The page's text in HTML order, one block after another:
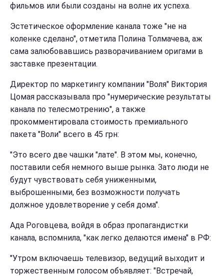
фильмов или были созданы на волне их успеха.
Эстетическое оформление канала тоже "не на
коленке сделано", отметила Полина Толмачева, аж
сама залюбовавшись разворачиванием оригами в
заставке презентации.
Директор по маркетингу компании "Воля" Виктория
Цомая рассказывала про "нумерические результаты
канала по телесмотрению", а также
прокомментировала стоимость премиального
пакета "Воли" всего в 45 грн:
"Это всего две чашки "лате". В этом мы, конечно,
поставили себя немного выше рынка. Зато люди не
будут чувствовать себя униженными,
выброшенными, без возможности получать
должное удовлетворение у себя дома".
Ада Роговцева, войдя в образ пропагандистки
канала, вспомнила, "как легко делаются имена" в РФ:
"Утром включаешь телевизор, ведущий выходит и
торжественным голосом объявляет: "Встречай,